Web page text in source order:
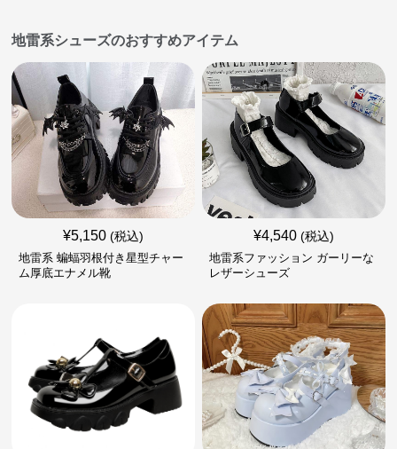
地雷系シューズのおすすめアイテム
¥5,150 (税込)
地雷系 蝙蝠羽根付き星型チャー
ム厚底エナメル靴
¥4,540 (税込)
地雷系ファッション ガーリーな
レザーシューズ